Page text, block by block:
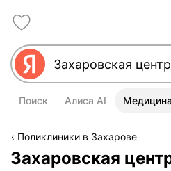
Поиск Алиса AI Медицина
Поликлиники в Захарове
Захаровская